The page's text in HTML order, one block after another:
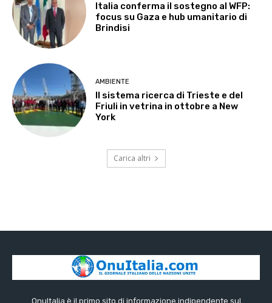
Italia conferma il sostegno al WFP:
focus su Gaza e hub umanitario di
Brindisi
AMBIENTE
Il sistema ricerca di Trieste e del
Friuli in vetrina in ottobre a New
York
Carica altri
OnuItalia è il primo sito di informazione indipendente sul